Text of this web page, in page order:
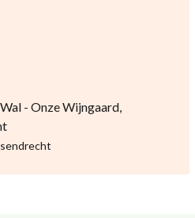
- Onze Wijngaard,